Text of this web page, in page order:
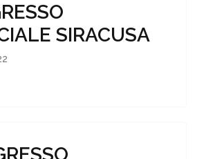
SIRACUSA